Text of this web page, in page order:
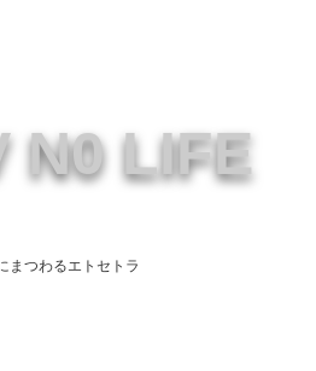
N0 LIFE
まつわるエトセトラ